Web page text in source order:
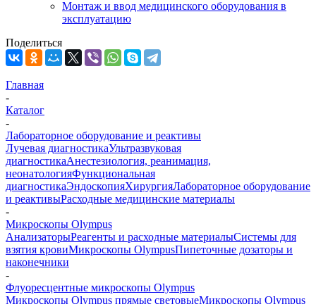
Монтаж и ввод медицинского оборудования в
эксплуатацию
Поделиться
Главная
-
Каталог
-
Лабораторное оборудование и реактивы
Лучевая диагностикаУльтразвуковая
диагностикаАнестезиология, реанимация,
неонатологияФункциональная
диагностикаЭндоскопияХирургияЛабораторное оборудование
и реактивыРасходные медицинские материалы
-
Микроскопы Olympus
АнализаторыРеагенты и расходные материалыСистемы для
взятия кровиМикроскопы OlympusПипеточные дозаторы и
наконечники
-
Флуоресцентные микроскопы Olympus
Микроскопы Olympus прямые световыеМикроскопы Olympus